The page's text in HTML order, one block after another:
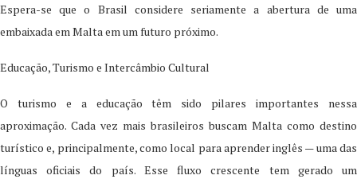
Espera-se que o Brasil considere seriamente a abertura de uma
embaixada em Malta em um futuro próximo.
Educação, Turismo e Intercâmbio Cultural
O turismo e a educação têm sido pilares importantes nessa
aproximação. Cada vez mais brasileiros buscam Malta como destino
turístico e, principalmente, como local para aprender inglês — uma das
línguas oficiais do país. Esse fluxo crescente tem gerado um